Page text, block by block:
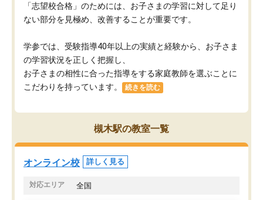
「志望校合格」のためには、お子さまの学習に対して足り
ない部分を見極め、改善することが重要です。
学参では、受験指導40年以上の実績と経験から、お子さま
の学習状況を正しく把握し、
お子さまの相性に合った指導をする家庭教師を選ぶことに
こだわりを持っています。
続きを読む
槻木駅の教室一覧
オンライン校 詳しく見る
対応エリア 全国